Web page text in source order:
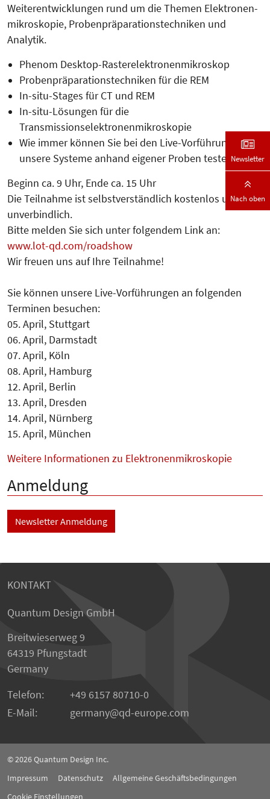
Weiterentwicklungen rund um die Themen Elektronen­
mi­kro­­sko­pie, Proben­prä­parationstech­ni­ken und
Analytik.
Phenom Desktop-Rasterelek­tro­nenmikroskop
Probenpräparationstechniken für die REM
In-situ-Stages für CT und REM
In-situ-Lösungen für die
Transmissionselektronenmikroskopie
Wie immer können Sie bei den Live-Vorführungen
unsere Systeme anhand eigener Proben testen!
Beginn ca. 9 Uhr, Ende ca. 15 Uhr
Die Teilnahme ist selbstverständlich kostenlos und
unverbindlich.
Bitte melden Sie sich unter folgendem Link an:
www.lot-qd.com/roadshow
Wir freuen uns auf Ihre Teilnahme!
Sie können unsere Live-Vorführungen an folgenden
Terminen besuchen:
05. April, Stuttgart
06. April, Darmstadt
07. April, Köln
08. April, Hamburg
12. April, Berlin
13. April, Dresden
14. April, Nürnberg
15. April, München
Weitere Informationen zu Elektronenmikroskopie
Anmeldung
Newsletter Anmeldung
KONTAKT
Quantum Design GmbH
Breitwieserweg 9
64319 Pfungstadt
Germany
Telefon:
+49 6157 80710-0
E-Mail:
germany qd-europe.com
© 2026Quantum Design Inc.
Impressum
Datenschutz
Allgemeine Geschäftsbedingungen
Cookie Einstellungen
Newsletter
Nach oben